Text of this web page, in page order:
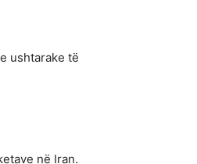
ushtarake të
në Iran.